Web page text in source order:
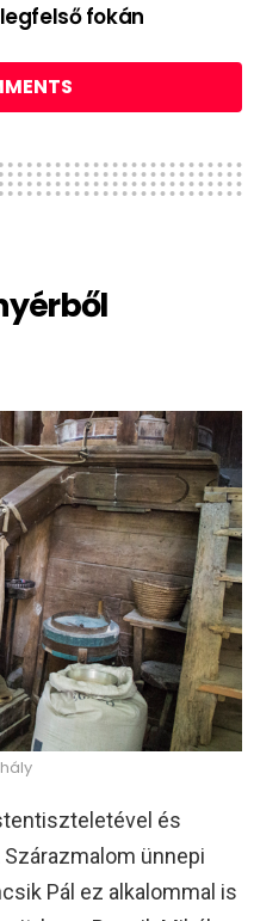
fokán
és
ünnepi
Pál ez alkalommal is